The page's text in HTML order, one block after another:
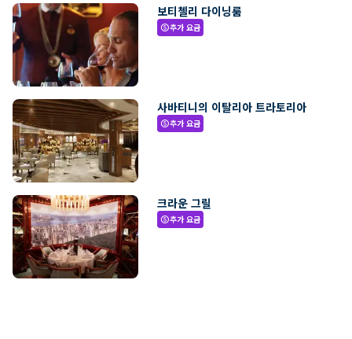
보티첼리 다이닝룸
paid추가 요금
사바티니의 이탈리아 트라토리아
paid추가 요금
크라운 그릴
paid추가 요금